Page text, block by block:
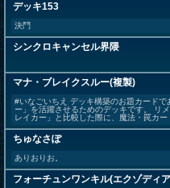
デッキ153
決鬥
シンクロキャンセル界隈
マナ・ブレイクスルー(複製)
#いなごいちえ デッキ構築のお題カードで
ー」を活躍させるためのデッキです。 リ
レイカー」と比較した際に、魔法・罠カ
ちゅなさぽ
ありおりお。
フォーチュンワンキル(エクゾディ